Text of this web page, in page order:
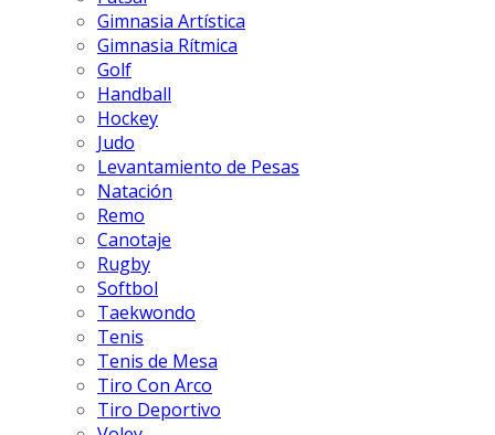
Gimnasia Artística
Gimnasia Rítmica
Golf
Handball
Hockey
Judo
Levantamiento de Pesas
Natación
Remo
Canotaje
Rugby
Softbol
Taekwondo
Tenis
Tenis de Mesa
Tiro Con Arco
Tiro Deportivo